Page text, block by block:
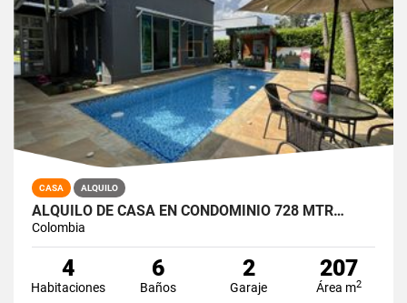
CASA ALQUILO
ALQUILO DE CASA EN CONDOMINIO 728 MTR…
Colombia
4
Habitaciones
6
Baños
2
Garaje
207
Área m2